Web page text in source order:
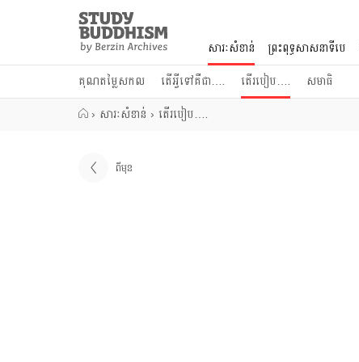
Study
Buddhism
Home
សារៈសំខាន់
គុណតម្លៃសកល
តើអ្វីទៅគឺជា…. តើរបៀប…. សមាធិ
ព្រះពុទ្ធសាសនាទីបេ
› សារៈសំខាន់ › តើរបៀប….
ពីមុន